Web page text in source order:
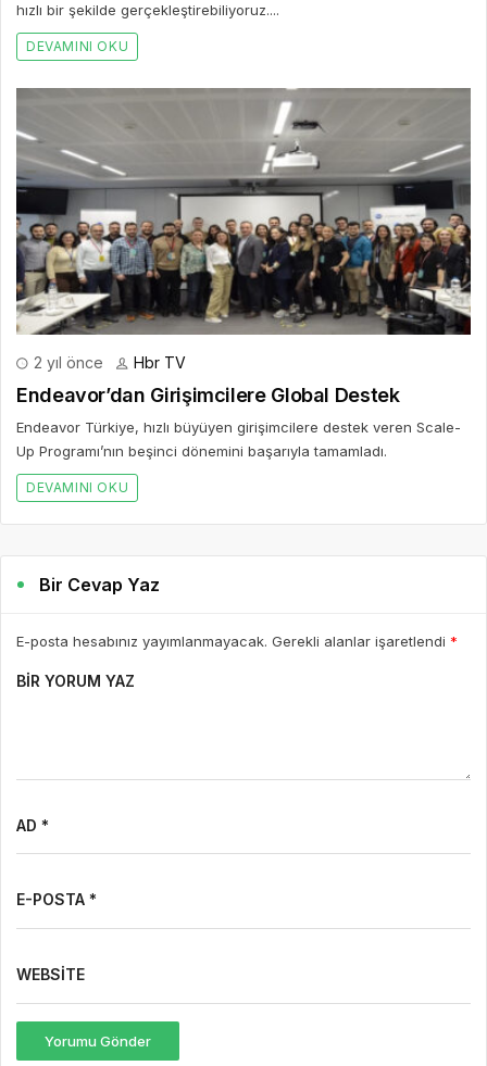
hızlı bir şekilde gerçekleştirebiliyoruz....
DEVAMINI OKU
2 yıl önce Hbr TV
Endeavor’dan Girişimcilere Global Destek
Endeavor Türkiye, hızlı büyüyen girişimcilere destek veren Scale-
Up Programı’nın beşinci dönemini başarıyla tamamladı.
DEVAMINI OKU
Bir Cevap Yaz
E-posta hesabınız yayımlanmayacak. Gerekli alanlar işaretlendi *
BIR YORUM YAZ
AD *
E-POSTA *
WEBSITE
Yorumu Gönder